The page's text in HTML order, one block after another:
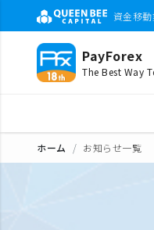
資金移
PayForex
The Best Way
ホーム お知らせ一覧